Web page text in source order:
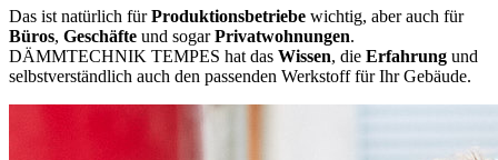
Das ist natürlich fürProduktionsbetriebe wichtig, aber auch für
Büros, Geschäfte und sogarPrivatwohnungen.
DÄMMTECHNIK TEMPES hat das Wissen, die Erfahrung und
selbstverständlich auch den passenden Werkstoff für Ihr Gebäude.